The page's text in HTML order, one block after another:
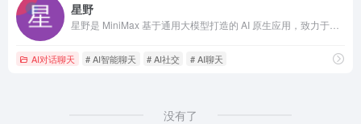
星野
AI对话聊天 # AI智能聊天 # AI社交 # AI聊天
没有了